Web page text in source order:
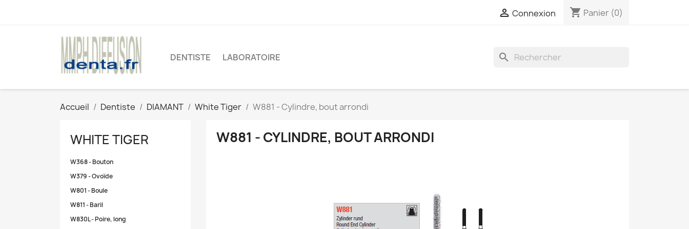
 Connexion shopping_cart Panier (0)
DENTISTE LABORATOIRE search
Accueil Dentiste DIAMANT White Tiger W881 - Cylindre, bout arrondi
WHITE TIGER
W368 - Bouton
W379 - Ovoïde
W801 - Boule
W811 - Baril
W830L - Poire, long
W881 - CYLINDRE, BOUT ARRONDI